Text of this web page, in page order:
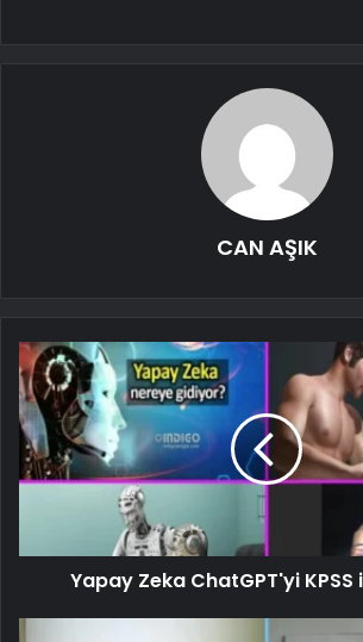
CAN AŞIK
Yapay Zeka ChatGPT'yi KPSS